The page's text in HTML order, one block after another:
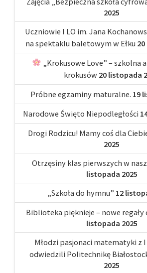
2025
Uczniowie I LO im. Jana
na spektaklu baletowym w Ełku
„Krokusowe Love” – szkolna
krokusów 20 listopada
Próbne egzaminy maturalne. 19
Narodowe Święto Niepodległości
Drogi Rodzicu! Mamy coś dla
2025
Otrzęsiny klas pierwszych w
listopada 2025
„Szkoła do hymnu” 12
Biblioteka pięknieje – nowe regały
listopada 2025
Młodzi pasjonaci matematyki z I
odwiedzili Politechnikę
2025